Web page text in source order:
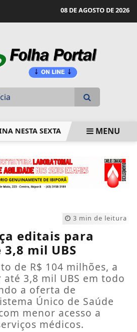
08 DE AGOSTO DE 2026
SEXTA CAMINHADAS
MENU
3 min de leitura
editais para
mil UBS
de R$ 104 milhões, a
3,8 mil UBS em todo
a oferta de
Único de Saúde
menor acesso a
médicos.